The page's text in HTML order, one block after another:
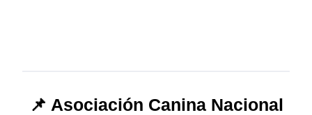
📌 Asociación Canina Nacional